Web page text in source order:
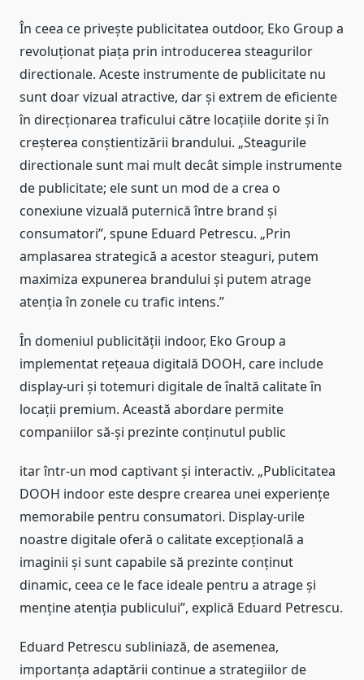
În ceea ce privește publicitatea outdoor, Eko Group a
revoluționat piața prin introducerea steagurilor
directionale. Aceste instrumente de publicitate nu
sunt doar vizual atractive, dar și extrem de eficiente
în direcționarea traficului către locațiile dorite și în
creșterea conștientizării brandului. „Steagurile
directionale sunt mai mult decât simple instrumente
de publicitate; ele sunt un mod de a crea o
conexiune vizuală puternică între brand și
consumatori”, spune Eduard Petrescu. „Prin
amplasarea strategică a acestor steaguri, putem
maximiza expunerea brandului și putem atrage
atenția în zonele cu trafic intens.”
În domeniul publicității indoor, Eko Group a
implementat rețeaua digitală DOOH, care include
display-uri și totemuri digitale de înaltă calitate în
locații premium. Această abordare permite
companiilor să-și prezinte conținutul public
itar într-un mod captivant și interactiv. „Publicitatea
DOOH indoor este despre crearea unei experiențe
memorabile pentru consumatori. Display-urile
noastre digitale oferă o calitate excepțională a
imaginii și sunt capabile să prezinte conținut
dinamic, ceea ce le face ideale pentru a atrage și
menține atenția publicului”, explică Eduard Petrescu.
Eduard Petrescu subliniază, de asemenea,
importanța adaptării continue a strategiilor de